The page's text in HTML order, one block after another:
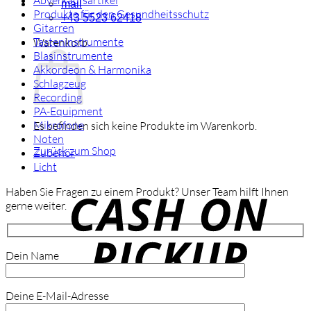
mail
+43 5523 62418
Warenkorb
Es befinden sich keine Produkte im Warenkorb.
Zurück zum Shop
Produkte für den Gesundheitsschutz
Gitarren
Tasteninstrumente
Blasinstrumente
Akkordeon & Harmonika
Schlagzeug
Recording
PA-Equipment
Mikrofone
Noten
Zubehör
Licht
Haben Sie Fragen zu einem Produkt? Unser Team hilft Ihnen
gerne weiter.
Dein Name
Deine E-Mail-Adresse